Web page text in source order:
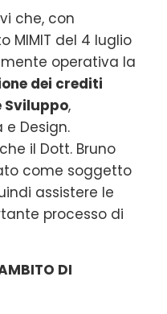
che, con
MIMIT del 4 luglio
operativa la
dei crediti
Sviluppo,
Design.
il Dott. Bruno
come soggetto
assistere le
processo di
DI